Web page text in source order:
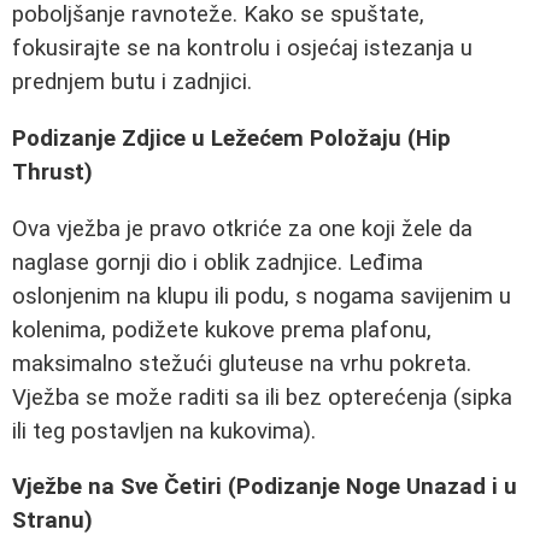
poboljšanje ravnoteže. Kako se spuštate,
fokusirajte se na kontrolu i osjećaj istezanja u
prednjem butu i zadnjici.
Podizanje Zdjice u Ležećem Položaju (Hip
Thrust)
Ova vježba je pravo otkriće za one koji žele da
naglase gornji dio i oblik zadnjice. Leđima
oslonjenim na klupu ili podu, s nogama savijenim u
kolenima, podižete kukove prema plafonu,
maksimalno stežući gluteuse na vrhu pokreta.
Vježba se može raditi sa ili bez opterećenja (sipka
ili teg postavljen na kukovima).
Vježbe na Sve Četiri (Podizanje Noge Unazad i u
Stranu)